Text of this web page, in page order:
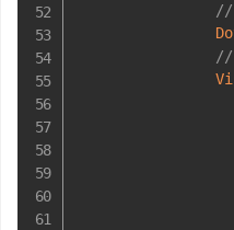
//
//